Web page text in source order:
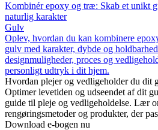
Kombinér epoxy og træ: Skab et unikt
naturlig karakter
Gulv
Oplev, hvordan du kan kombinere
gulv med karakter, dybde og
designmuligheder, proces og
personligt udtryk i dit hjem.
Hvordan plejer og vedligeholder du dit
Optimer levetiden og udseendet af dit
guide til pleje og vedligeholdelse. Lær
rengøringsmetoder og produkter, der
Download e-bogen nu